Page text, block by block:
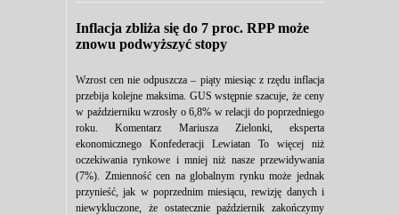
Inflacja zbliża się do 7 proc. RPP może
znowu podwyższyć stopy
Wzrost cen nie odpuszcza – piąty miesiąc z rzędu inflacja
przebija kolejne maksima. GUS wstępnie szacuje, że ceny
w październiku wzrosły o 6,8% w relacji do poprzedniego
roku. Komentarz Mariusza Zielonki, eksperta
ekonomicznego Konfederacji Lewiatan To więcej niż
oczekiwania rynkowe i mniej niż nasze przewidywania
(7%). Zmienność cen na globalnym rynku może jednak
przynieść, jak w poprzednim miesiącu, rewizję danych i
niewykluczone, że ostatecznie październik zakończymy